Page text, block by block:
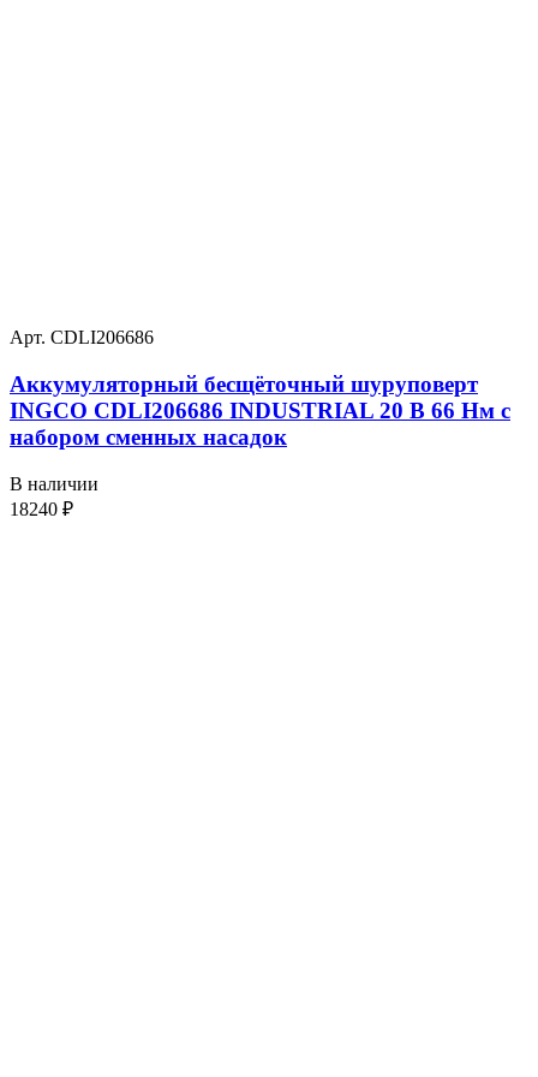
Арт. CDLI206686
Аккумуляторный бесщёточный шуруповерт
INGCO CDLI206686 INDUSTRIAL 20 В 66 Нм с
набором сменных насадок
В наличии
18240 ₽